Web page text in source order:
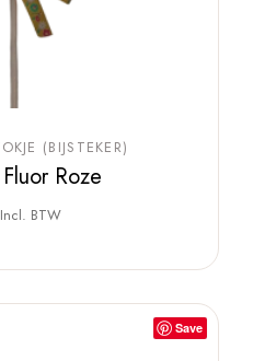
(BIJSTEKER)
Roze
Incl. BTW
Save